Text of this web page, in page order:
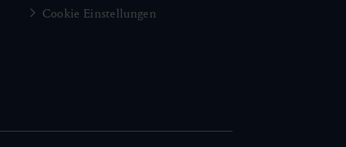
Cookie Einstellungen